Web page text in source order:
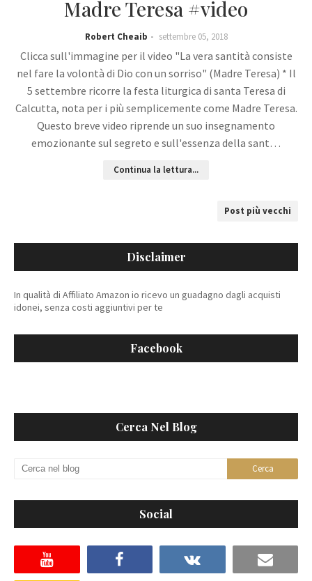
Madre Teresa #video
Robert Cheaib settembre 05, 2018
Clicca sull'immagine per il video "La vera santità consiste
nel fare la volontà di Dio con un sorriso" (Madre Teresa) * Il
5 settembre ricorre la festa liturgica di santa Teresa di
Calcutta, nota per i più semplicemente come Madre Teresa.
Questo breve video riprende un suo insegnamento
emozionante sul segreto e sull'essenza della sant…
Continua la lettura...
Post più vecchi
Disclaimer
In qualità di Affiliato Amazon io ricevo un guadagno dagli acquisti
idonei, senza costi aggiuntivi per te
Facebook
Cerca Nel Blog
Social